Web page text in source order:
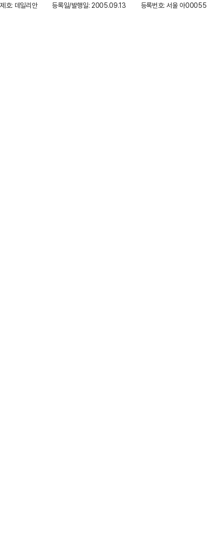
제호: 데일리안
등록일/발행일: 2005.09.13 등록번호: 서울 아00055